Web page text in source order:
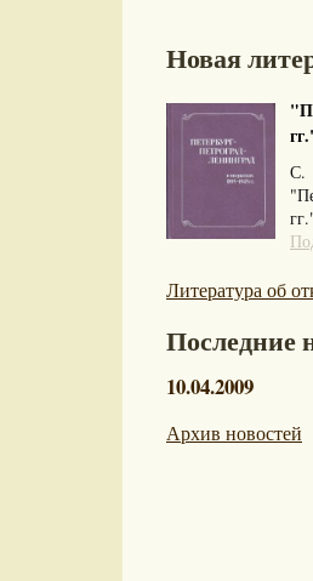
Новая
С.
Литература об
Последние
10.04.2009
Архив новостей